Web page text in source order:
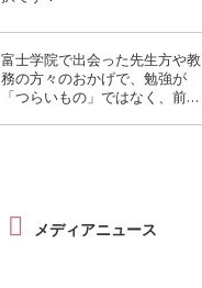
富士学院で出会った先生方や教
務の方々のおかげで、勉強が
「つらいもの」ではなく、前向
メディアニュース